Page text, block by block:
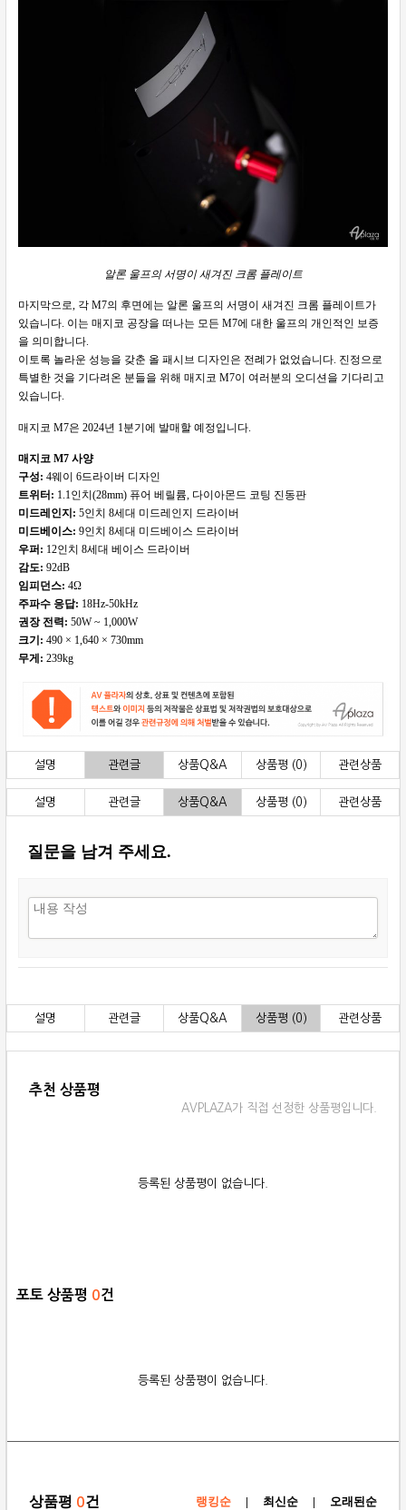
알론 울프의 서명이 새겨진 크롬 플레이트
마지막으로, 각 M7의 후면에는 알론 울프의 서명이 새겨진 크롬 플레이트가
있습니다. 이는 매지코 공장을 떠나는 모든 M7에 대한 울프의 개인적인 보증
을 의미합니다.
이토록 놀라운 성능을 갖춘 올 패시브 디자인은 전례가 없었습니다. 진정으로
특별한 것을 기다려온 분들을 위해 매지코 M7이 여러분의 오디션을 기다리고
있습니다.
매지코 M7은 2024년 1분기에 발매할 예정입니다.
매지코 M7 사양
구성: 4웨이 6드라이버 디자인
트위터: 1.1인치(28mm) 퓨어 베릴륨, 다이아몬드 코팅 진동판
미드레인지: 5인치 8세대 미드레인지 드라이버
미드베이스: 9인치 8세대 미드베이스 드라이버
우퍼: 12인치 8세대 베이스 드라이버
감도: 92dB
임피던스: 4Ω
주파수 응답: 18Hz-50kHz
권장 전력: 50W ~ 1,000W
크기: 490 × 1,640 × 730mm
무게: 239kg
설명 관련글 상품Q&A 상품평 (0) 관련상품
설명 관련글 상품Q&A 상품평 (0) 관련상품
질문을 남겨 주세요.
설명 관련글 상품Q&A 상품평 (0) 관련상품
추천 상품평
AVPLAZA가 직접 선정한 상품평입니다.
등록된 상품평이 없습니다.
포토 상품평 0건
등록된 상품평이 없습니다.
상품평 0건 랭킹순 | 최신순 | 오래된순